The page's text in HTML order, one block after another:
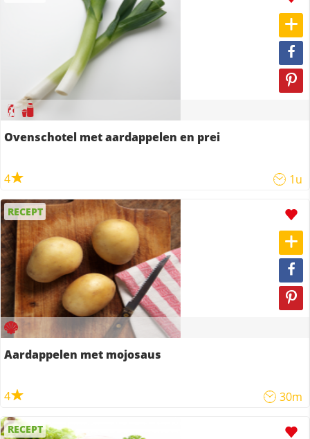
Ovenschotel met aardappelen en prei
4 1u
RECEPT
Aardappelen met mojosaus
4 30m
RECEPT